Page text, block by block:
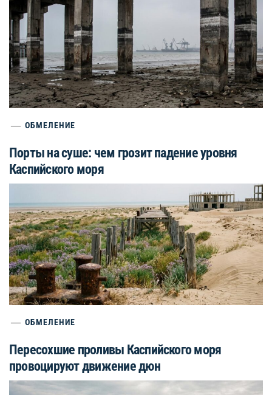
ОБМЕЛЕНИЕ
Порты на суше: чем грозит падение уровня
Каспийского моря
ОБМЕЛЕНИЕ
Пересохшие проливы Каспийского моря
провоцируют движение дюн